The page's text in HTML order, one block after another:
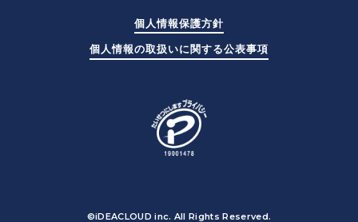
個人情報保護方針
個人情報の取扱いに関する公表事項
©iDEACLOUD inc. All Rights Reserved.